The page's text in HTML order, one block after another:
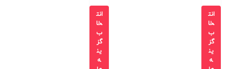
انت
خا
ب
گز
ین
ه
انت
خا
ب
گز
ین
ه